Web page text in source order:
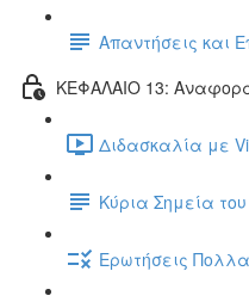
Απαντήσεις και
ΚΕΦΑΛΑΙΟ 13:
Διδασκαλία με
Κύρια Σημεία
Ερωτήσεις